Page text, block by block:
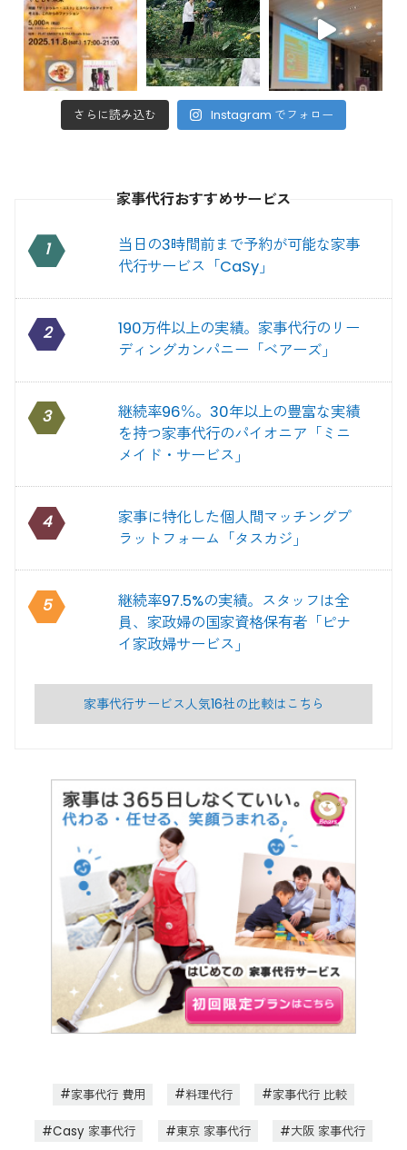
さらに読み込む Instagram でフォロー
家事代行おすすめサービス
1
当日の3時間前まで予約が可能な家事
代行サービス「CaSy」
2
190万件以上の実績。家事代行のリー
ディングカンパニー「ベアーズ」
3
継続率96％。30年以上の豊富な実績
を持つ家事代行のパイオニア「ミニ
メイド・サービス」
4
家事に特化した個人間マッチングプ
ラットフォーム「タスカジ」
5
継続率97.5%の実績。スタッフは全
員、家政婦の国家資格保有者「ピナ
イ家政婦サービス」
家事代行サービス人気16社の比較はこちら
家事代行 費用 料理代行 家事代行 比較
Casy 家事代行 東京 家事代行 大阪 家事代行